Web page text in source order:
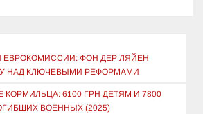
ЕВРОКОМИССИИ: ФОН ДЕР ЛЯЙЕН
НАД КЛЮЧЕВЫМИ РЕФОРМАМИ
6100 ГРН ДЕТЯМ И 7800
ВОЕННЫХ (2025)